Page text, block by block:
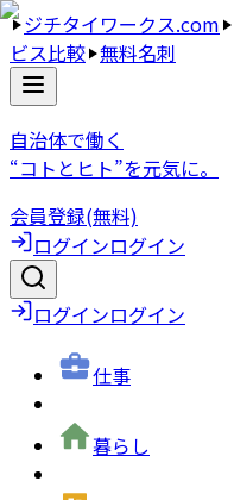
ジチタイワークス.com
ビス比較 無料名刺
自治体で働く
“コトとヒト”を元気に。
会員登録(無料)
ログインログイン
ログインログイン
仕事
暮らし